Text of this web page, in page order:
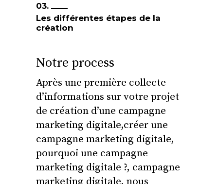
03.
Les différentes étapes de la
création
Notre process
Après une première collecte
d’informations sur votre projet
de création d’une campagne
marketing digitale,créer une
campagne marketing digitale,
pourquoi une campagne
marketing digitale ?, campagne